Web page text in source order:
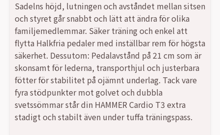
Sadelns höjd, lutningen och avståndet mellan sitsen
och styret går snabbt och lätt att ändra för olika
familjemedlemmar. Säker träning och enkel att
flytta Halkfria pedaler med inställbar rem för högsta
säkerhet. Dessutom: Pedalavstånd på 21 cm som är
skonsamt för lederna, transporthjul och justerbara
fötter för stabilitet på ojämnt underlag. Tack vare
fyra stödpunkter mot golvet och dubbla
svetssömmar står din HAMMER Cardio T3 extra
stadigt och stabilt även under tuffa träningspass.